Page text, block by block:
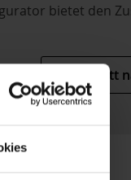
bietet den
Zuschnitt